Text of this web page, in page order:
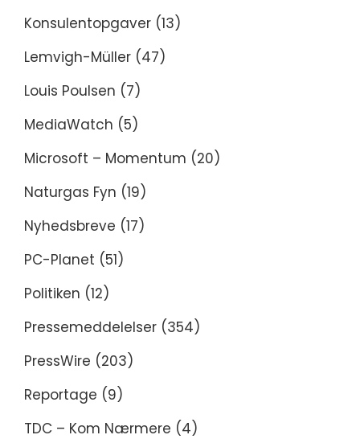
Konsulentopgaver (13)
Lemvigh-Müller (47)
Louis Poulsen (7)
MediaWatch (5)
Microsoft – Momentum (20)
Naturgas Fyn (19)
Nyhedsbreve (17)
PC-Planet (51)
Politiken (12)
Pressemeddelelser (354)
PressWire (203)
Reportage (9)
TDC – Kom Nærmere (4)